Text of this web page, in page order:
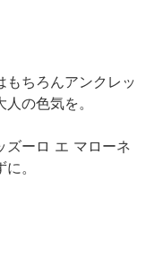
もちろんアンクレッ
の色気を。
ズーロ エ マローネ
。